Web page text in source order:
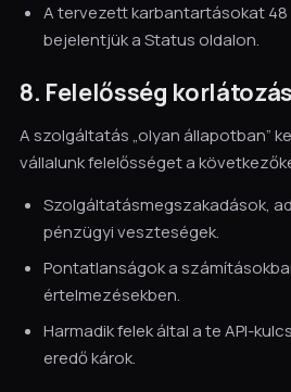
A tervezett karbantartásokat 48
bejelentjük a Status oldalon.
8. Felelősség
A szolgáltatás „olyan állapotban”
vállalunk felelősséget a
Szolgáltatásmegszakadások,
pénzügyi veszteségek.
Pontatlanságok a
értelmezésekben.
Harmadik felek által a te API-
eredő károk.